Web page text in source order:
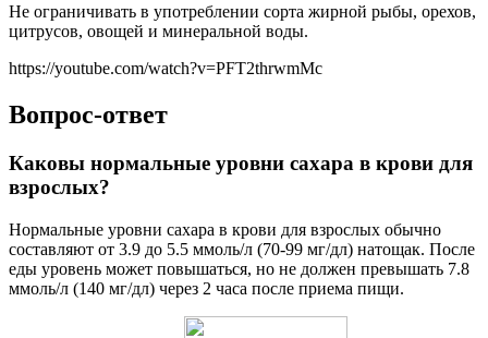
Не ограничивать в употреблении сорта жирной рыбы, орехов,
цитрусов, овощей и минеральной воды.
https://youtube.com/watch?v=PFT2thrwmMc
Вопрос-ответ
Каковы нормальные уровни сахара в крови для
взрослых?
Нормальные уровни сахара в крови для взрослых обычно
составляют от 3.9 до 5.5 ммоль/л (70-99 мг/дл) натощак. После
еды уровень может повышаться, но не должен превышать 7.8
ммоль/л (140 мг/дл) через 2 часа после приема пищи.